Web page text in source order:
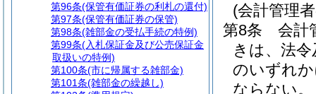
(会計管理
第8条
会計
きは、法
のいずれ
ならない。
第96条(保管有価証券の利札の還付)
第97条(保管有価証券の保管)
第98条(雑部金の受払手続の特例)
第99条(入札保証金及び公売保証金
取扱いの特例)
第100条(市に帰属する雑部金)
第101条(雑部金の繰越し)